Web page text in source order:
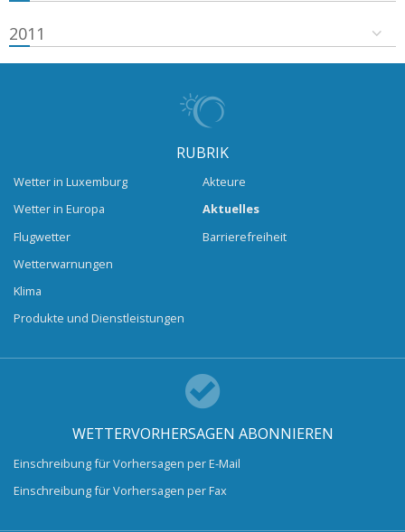
2011
RUBRIK
Wetter in Luxemburg
Wetter in Europa
Flugwetter
Wetterwarnungen
Klima
Produkte und Dienstleistungen
Akteure
Aktuelles
Barrierefreiheit
WETTERVORHERSAGEN ABONNIEREN
Einschreibung für Vorhersagen per E-Mail
Einschreibung für Vorhersagen per Fax